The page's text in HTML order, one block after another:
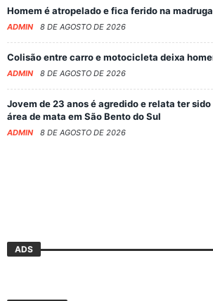
Homem é atropelado e fica ferido na
ADMIN 8 DE AGOSTO DE 2026
Colisão entre carro e motocicleta deixa
ADMIN 8 DE AGOSTO DE 2026
Jovem de 23 anos é agredido e relata ter
área de mata em São Bento do Sul
ADMIN 8 DE AGOSTO DE 2026
ADS